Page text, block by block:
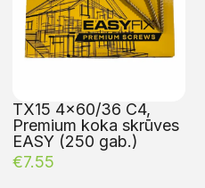
TX15 4×60/36 C4,
Premium koka skrūves
EASY (250 gab.)
€7.55